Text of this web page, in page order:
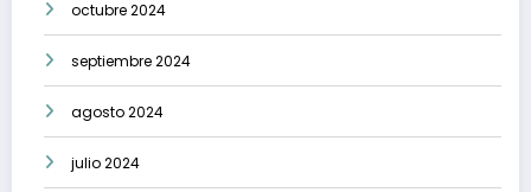
octubre 2024
septiembre 2024
agosto 2024
julio 2024